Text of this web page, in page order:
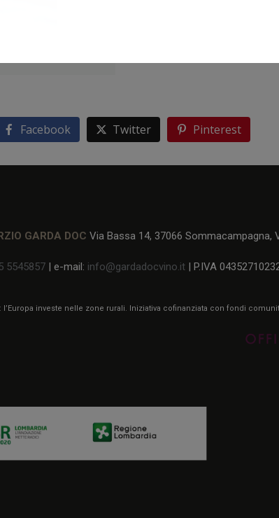
Facebook Twitter Pinterest
GARDA DOC Via Bassa 14, 37066 Sommacampagna,
5545857 | e-mail: info@gardadocvino.it | P.IVA
investe nelle zone rurali. Iniziativa cofinanziata con fondi